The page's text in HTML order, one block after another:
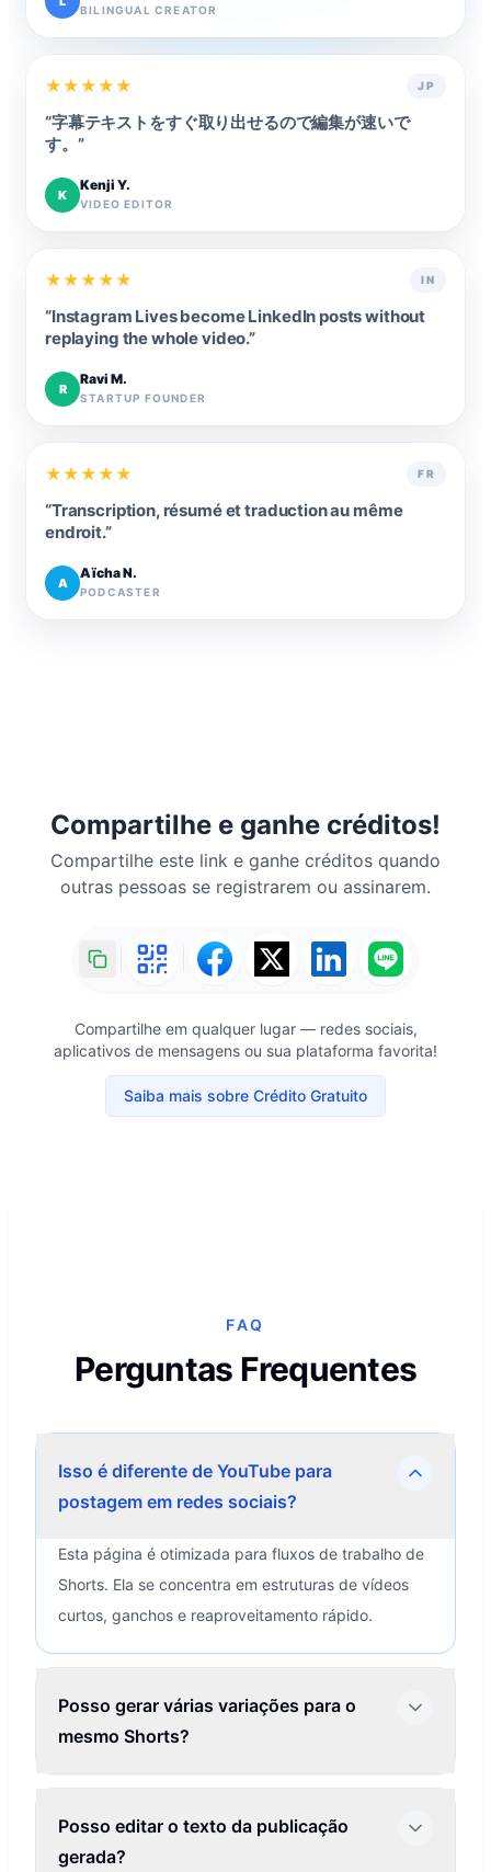
BILINGUAL CREATOR
★★★★★ JP
“字幕テキストをすぐ取り出せるので編集が速いで
す。 ”
K
Kenji Y.
VIDEO EDITOR
★★★★★ IN
“Instagram Lives become LinkedIn posts without
replaying the whole video.”
R
Ravi M.
STARTUP FOUNDER
★★★★★ FR
“Transcription, résumé et traduction au même
endroit.”
A
Aïcha N.
PODCASTER
Compartilhe e ganhe créditos!
Compartilhe este link e ganhe créditos quando
outras pessoas se registrarem ou assinarem.
Compartilhe em qualquer lugar — redes sociais,
aplicativos de mensagens ou sua plataforma favorita!
Saiba mais sobre Crédito Gratuito
FAQ
Perguntas Frequentes
Isso é diferente de YouTube para
postagem em redes sociais?
Esta página é otimizada para fluxos de trabalho de
Shorts. Ela se concentra em estruturas de vídeos
curtos, ganchos e reaproveitamento rápido.
Posso gerar várias variações para o
mesmo Shorts?
Posso editar o texto da publicação
gerada?